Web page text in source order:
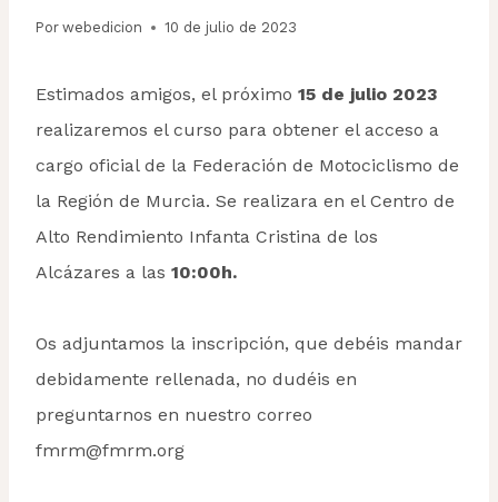
Por webedicion 10 de julio de 2023
Estimados amigos, el próximo 15 de julio 2023
realizaremos el curso para obtener el acceso a
cargo oficial de la Federación de Motociclismo de
la Región de Murcia. Se realizara en el Centro de
Alto Rendimiento Infanta Cristina de los
Alcázares a las 10:00h.
Os adjuntamos la inscripción, que debéis mandar
debidamente rellenada, no dudéis en
preguntarnos en nuestro correo
fmrm@fmrm.org